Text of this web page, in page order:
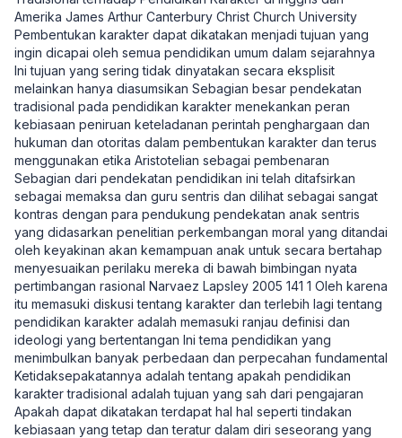
Amerika James Arthur Canterbury Christ Church University
Pembentukan karakter dapat dikatakan menjadi tujuan yang
ingin dicapai oleh semua pendidikan umum dalam sejarahnya
Ini tujuan yang sering tidak dinyatakan secara eksplisit
melainkan hanya diasumsikan Sebagian besar pendekatan
tradisional pada pendidikan karakter menekankan peran
kebiasaan peniruan keteladanan perintah penghargaan dan
hukuman dan otoritas dalam pembentukan karakter dan terus
menggunakan etika Aristotelian sebagai pembenaran
Sebagian dari pendekatan pendidikan ini telah ditafsirkan
sebagai memaksa dan guru sentris dan dilihat sebagai sangat
kontras dengan para pendukung pendekatan anak sentris
yang didasarkan penelitian perkembangan moral yang ditandai
oleh keyakinan akan kemampuan anak untuk secara bertahap
menyesuaikan perilaku mereka di bawah bimbingan nyata
pertimbangan rasional Narvaez Lapsley 2005 141 1 Oleh karena
itu memasuki diskusi tentang karakter dan terlebih lagi tentang
pendidikan karakter adalah memasuki ranjau definisi dan
ideologi yang bertentangan Ini tema pendidikan yang
menimbulkan banyak perbedaan dan perpecahan fundamental
Ketidaksepakatannya adalah tentang apakah pendidikan
karakter tradisional adalah tujuan yang sah dari pengajaran
Apakah dapat dikatakan terdapat hal hal seperti tindakan
kebiasaan yang tetap dan teratur dalam diri seseorang yang